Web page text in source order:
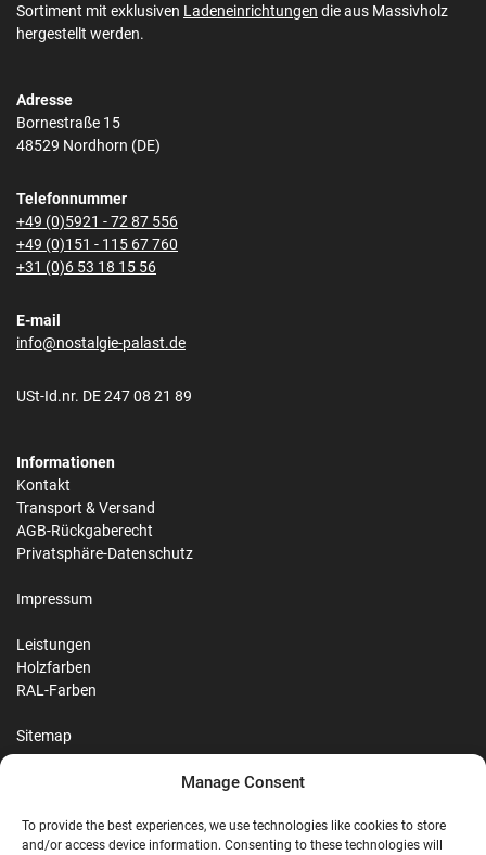
Manage Consent
To provide the best experiences, we use technologies like cookies to store
and/or access device information. Consenting to these technologies will
Sortiment mit exklusiven Ladeneinrichtungen die aus Massivholz
hergestellt werden.
Adresse
Bornestraße 15
48529 Nordhorn (DE)
Telefonnummer
+49 (0)5921 - 72 87 556
+49 (0)151 - 115 67 760
+31 (0)6 53 18 15 56
E-mail
info@nostalgie-palast.de
USt-Id.nr. DE 247 08 21 89
Informationen
Kontakt
Transport & Versand
AGB-Rückgaberecht
Privatsphäre-Datenschutz
Impressum
Leistungen
Holzfarben
RAL-Farben
Sitemap